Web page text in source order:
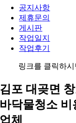
공지사항
제휴문의
게시판
작업일지
작업후기
링크를 클릭하
김포 대곶면
바닥물청소 비
업체